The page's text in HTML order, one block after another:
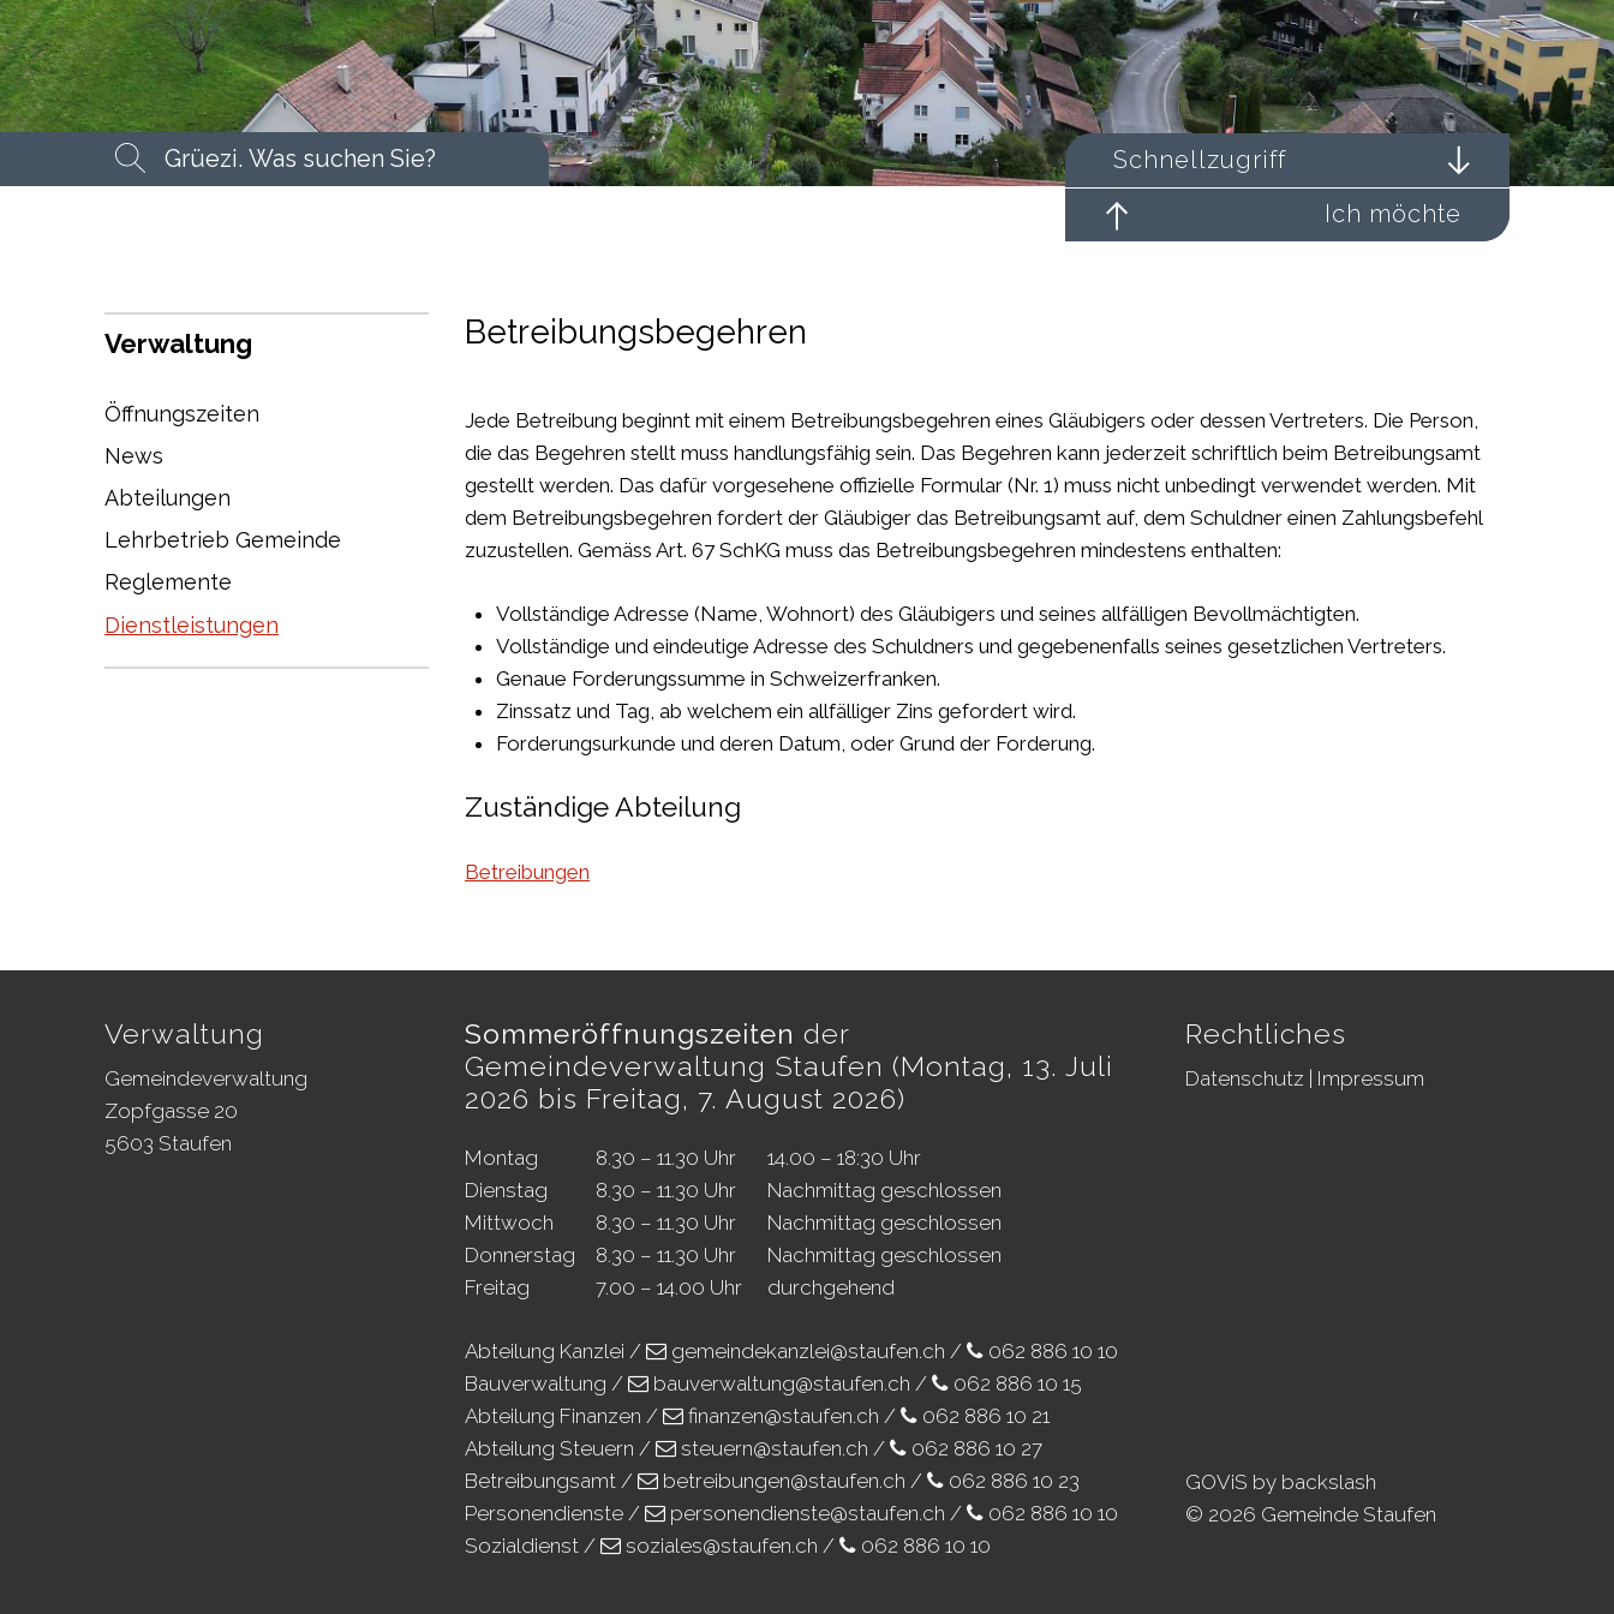
Suchbegriff Suche starten
Schnellzugriff
Ich möchte
Verwaltung
Öffnungszeiten
News
Abteilungen
Lehrbetrieb Gemeinde
Reglemente
Dienstleistungen
Betreibungsbegehren
Jede Betreibung beginnt mit einem Betreibungsbegehren eines Gläubigers oder dessen Vertreters. Die Person,
die das Begehren stellt muss handlungsfähig sein. Das Begehren kann jederzeit schriftlich beim Betreibungsamt
gestellt werden. Das dafür vorgesehene offizielle Formular (Nr. 1) muss nicht unbedingt verwendet werden. Mit
dem Betreibungsbegehren fordert der Gläubiger das Betreibungsamt auf, dem Schuldner einen Zahlungsbefehl
zuzustellen. Gemäss Art. 67 SchKG muss das Betreibungsbegehren mindestens enthalten:
Vollständige Adresse (Name, Wohnort) des Gläubigers und seines allfälligen Bevollmächtigten.
Vollständige und eindeutige Adresse des Schuldners und gegebenenfalls seines gesetzlichen Vertreters.
Genaue Forderungssumme in Schweizerfranken.
Zinssatz und Tag, ab welchem ein allfälliger Zins gefordert wird.
Forderungsurkunde und deren Datum, oder Grund der Forderung.
Zuständige Abteilung
Betreibungen
Verwaltung
Gemeindeverwaltung
Zopfgasse 20
5603 Staufen
Sommeröffnungszeiten der
Gemeindeverwaltung Staufen (Montag, 13. Juli
2026 bis Freitag, 7. August 2026)
Montag 8.30 – 11.30 Uhr
14.00 – 18:30 Uhr
Dienstag 8.30 – 11.30 Uhr
Nachmittag geschlossen
Mittwoch 8.30 – 11.30 Uhr
Nachmittag geschlossen
Donnerstag 8.30 – 11.30 Uhr
Nachmittag geschlossen
Freitag 7.00 – 14.00 Uhr durchgehend
Abteilung Kanzlei / gemeindekanzlei@staufen.ch /
062 886 10 10
Bauverwaltung /
bauverwaltung@staufen.ch /
062 886 10 15
Abteilung Finanzen /
finanzen@staufen.ch /
062 886 10 21
Abteilung Steuern /
steuern@staufen.ch /
062 886 10 27
Betreibungsamt /
betreibungen@staufen.ch /
062 886 10 23
Personendienste /
personendienste@staufen.ch /
062 886 10 10
Sozialdienst /
soziales@staufen.ch / 062 886 10 10
Rechtliches
Datenschutz Impressum
GOViS by backslash
© 2026 Gemeinde Staufen